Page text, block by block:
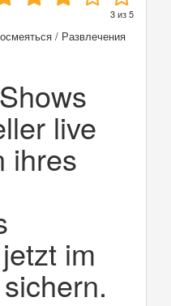
3из5
/ Развлечения
live
ihres
im